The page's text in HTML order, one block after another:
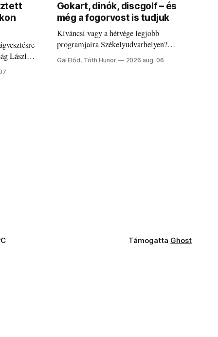
László
Gokart, dinók, discgolf – és
még a fogorvost is tudjuk
Kíváncsi vagy a hétvége legjobb
programjaira Székelyudvarhelyen?
Nálunk megtalálod őket – sőt, ha baj van a
fogaddal, a fogorvosi ügyeletet is!
Gál Előd, Tóth Hunor 2026 aug. 06
Támogatta Ghost